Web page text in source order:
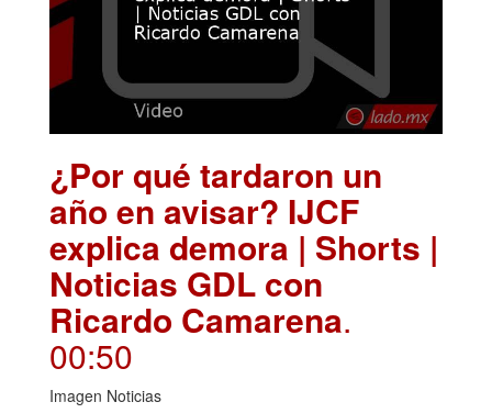
¿Por qué tardaron un
año en avisar? IJCF
explica demora | Shorts |
Noticias GDL con
Ricardo Camarena.
00:50
Imagen Noticias